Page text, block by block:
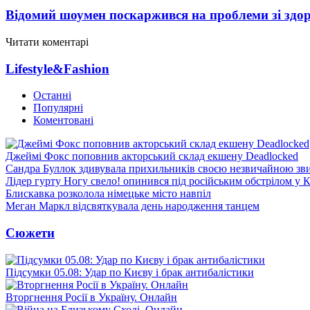
Відомий шоумен поскаржився на проблеми зі
Читати коментарі
Lifestyle&Fashion
Останні
Популярні
Коментовані
Джеймі Фокс поповнив акторський склад екшену Deadlocked
Сандра Буллок здивувала прихильників своєю незвичайною
Лідер гурту Ногу свело! опинився під російським обстрілом у
Блискавка розколола німецьке місто навпіл
Меган Маркл відсвяткувала день народження танцем
Сюжети
Підсумки 05.08: Удар по Києву і брак антибалістики
Вторгнення Росії в Україну. Онлайн